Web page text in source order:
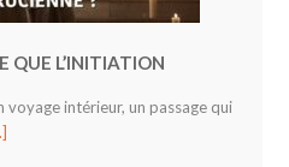
QUE L’INITIATION
voyage intérieur, un passage qui